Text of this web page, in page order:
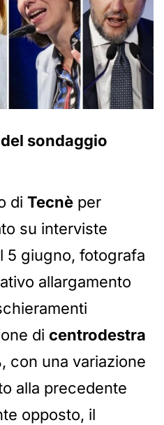
sondaggio
di Tecnè per
su interviste
5 giugno, fotografa
allargamento
di centrodestra
, con una variazione
alla precedente
opposto, il